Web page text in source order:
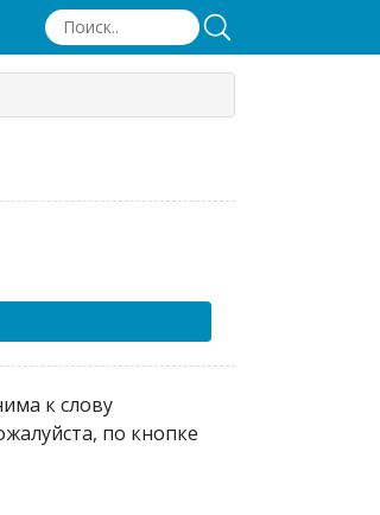
к слову
по кнопке